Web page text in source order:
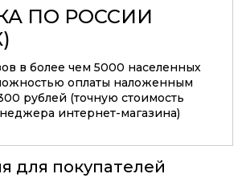
ПО РОССИИ
в более чем 5000 населенных
оплаты наложенным
рублей (точную стоимость
интернет-магазина)
для покупателей